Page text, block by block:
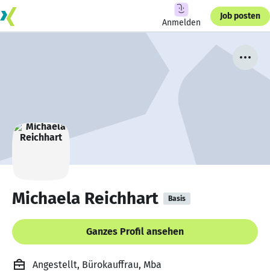
Anmelden
Job posten
Michaela Reichhart Basis
Ganzes Profil ansehen
Angestellt, Bürokauffrau, Mba